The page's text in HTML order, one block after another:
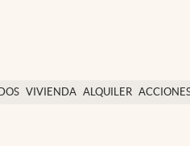
VIVIENDA ALQUILER